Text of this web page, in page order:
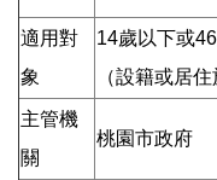
適用對
象
14歲以下或
（設籍或居住
主管機
關
桃園市政府